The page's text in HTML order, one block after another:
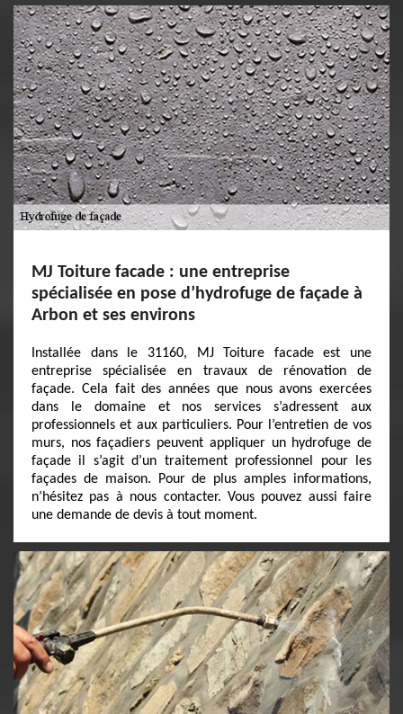
MJ Toiture facade : une entreprise
spécialisée en pose d’hydrofuge de façade à
Arbon et ses environs
Installée dans le 31160, MJ Toiture facade est une
entreprise spécialisée en travaux de rénovation de
façade. Cela fait des années que nous avons exercées
dans le domaine et nos services s’adressent aux
professionnels et aux particuliers. Pour l’entretien de vos
murs, nos façadiers peuvent appliquer un hydrofuge de
façade il s’agit d’un traitement professionnel pour les
façades de maison. Pour de plus amples informations,
n’hésitez pas à nous contacter. Vous pouvez aussi faire
une demande de devis à tout moment.